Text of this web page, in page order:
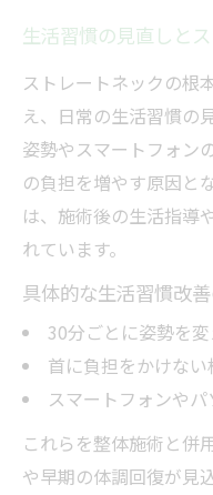
生活習慣の見直しと
ストレートネックの根
え、日常の生活習慣の
姿勢やスマートフォン
の負担を増やす原因と
は、施術後の生活指導
れています。
具体的な生活習慣改
30分ごとに姿勢を変
首に負担をかけな
スマートフォンや
これらを整体施術と併
や早期の体調回復が見